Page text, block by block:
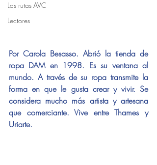
Las rutas AVC
Lectores
Por Carola Besasso. Abrió la tienda de
ropa DAM en 1998. Es su ventana al
mundo. A través de su ropa transmite la
forma en que le gusta crear y vivir. Se
considera mucho más artista y artesana
que comerciante. Vive entre Thames y
Uriarte.